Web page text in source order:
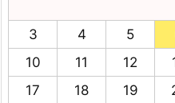
3
4 5
10
11 12
17
18 19